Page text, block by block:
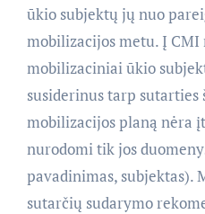
ūkio subjektų jų nuo
mobilizacijos metu. Į CMI
mobilizaciniai ūkio
susiderinus tarp sutarties
mobilizacijos planą nėra
nurodomi tik jos
pavadinimas, subjektas).
sutarčių sudarymo